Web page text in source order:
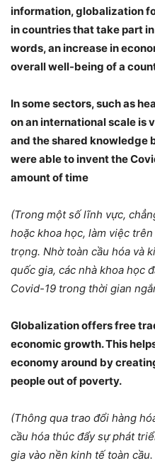
information, globalization
in countries that take part
words, an increase in
overall well-being of a
In some sectors, such as
on an international scale is
and the shared knowledge
were able to invent the
amount of time
(Trong một số lĩnh vực,
hoặc khoa học, làm việc
trọng. Nhờ toàn cầu hóa và
quốc gia, các nhà khoa học
Covid-19 trong thời gian
Globalization offers free
economic growth. This
economy around by
people out of poverty.
(Thông qua trao đổi hàng
cầu hóa thúc đẩy sự phát
gia vào nền kinh tế toàn